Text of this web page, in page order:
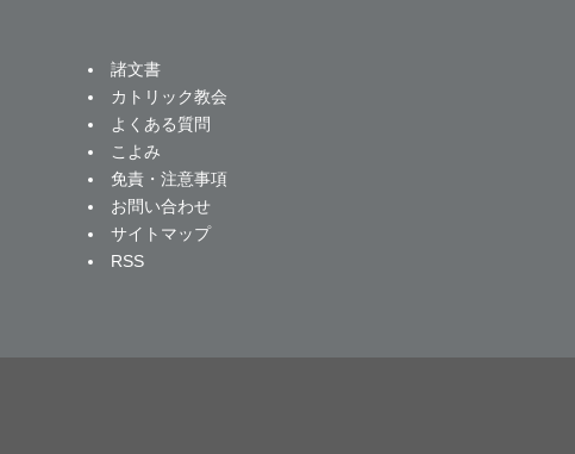
諸文書
カトリック教会
よくある質問
こよみ
免責・注意事項
お問い合わせ
サイトマップ
RSS